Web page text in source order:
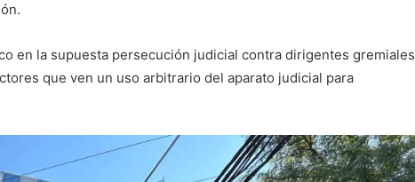
en la supuesta persecución judicial contra dirigentes gremiales
que ven un uso arbitrario del aparato judicial para